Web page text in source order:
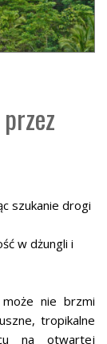
szukanie drogi
w dżungli i
nie brzmi
tropikalne
na otwartej